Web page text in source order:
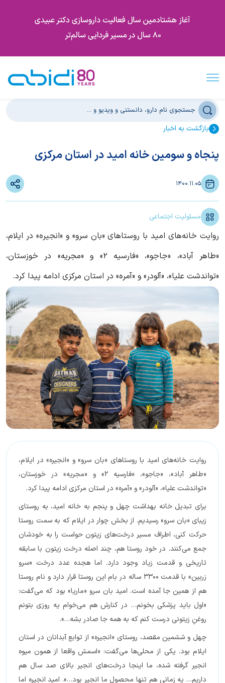
بازگشت به اخبار
پنجاه و سومین خانه امید در استان مرکزی
1400.11.05
مسئولیت اجتماعی
روایت خانه‌های امید با روستاهای «بان سرو» و «انجیره» در ایلام،
«طاهر آباد»، «جاجو»، «فارسیه 2» و «مجریه» در خوزستان،
«تواندشت علیا»، «آلودر» و «آمره» در استان مرکزی ادامه پیدا کرد.
روایت خانه‌های امید با روستاهای «بان سرو» و «انجیره» در ایلام،
«طاهر آباد»، «جاجو»، «فارسیه 2» و «مجریه» در خوزستان،
«تواندشت علیا»، «آلودر» و «آمره» در استان مرکزی ادامه پیدا کرد.
برای تبدیل خانه بهداشت چهل و پنجم به خانه امید، به روستای
زیبای «بان سرو» رسیدیم. از بخش چوار در ایلام که به سمت روستا
حرکت کنی، اطراف مسیر درخت‌های زیتون حواست را به خودشان
جمع می‌کنند. در خود روستا هم، چند اصله درخت زیتون با سابقه
تاریخی و قدمت زیاد وجود دارد. اما هجده عدد درخت «سرو
زربین» با قدمت 3300 ساله در بام این روستا قرار دارد و نام روستا
هم از همین جا آمده است. امید بان سرو «ماریا» بود که می‌گفت:
«اول باید پزشکی بخونم… در کنارش هم می‌خوام یه روزی بتونم
روغنِ زیتونی درست کنم که به همه جا صادر بشه…».
چهل و ششمین مقصد، روستای «انجیره» از توابع آبدانان در استان
ایلام بود. یکی از محلی‌ها می‌گفت: «اسمش واقعا از همون میوه
انجیر گرفته شده، ما اینجا درخت‌های انجیر بالای صد سال هم
داریم… یه زمانی هم تنها محصول ما انجیر بود…». امید انجیره اما